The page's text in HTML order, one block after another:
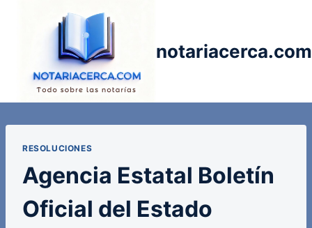
notariacerca.com
RESOLUCIONES
Agencia Estatal Boletín
Oficial del Estado